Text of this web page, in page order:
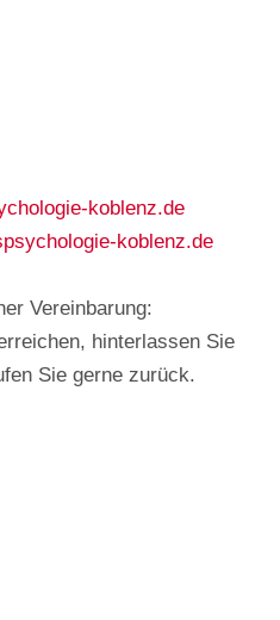
koblenz.de
koblenz.de
Vereinbarung:
hinterlassen Sie
Sie gerne zurück.